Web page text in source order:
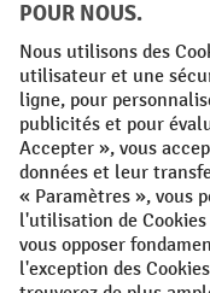
Conditions générales
Protection des
All prices excl. VAT plus
if not stated otherwise.
¹ La remise est valable
s'applique pas aux prix
avec d'autres réductions